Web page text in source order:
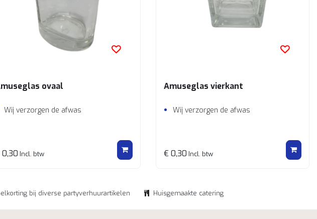
ovaal
Wij verzorgen de afwas
Incl. btw
Amuseglas vierkant
Wij verzorgen de afwas
€ 0,30 Incl. btw
bij diverse partyverhuurartikelen Huisgemaakte catering